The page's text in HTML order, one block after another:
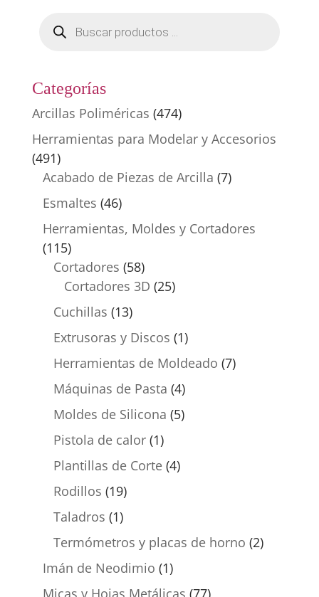
productos
Categorías
Arcillas Poliméricas (474)
Herramientas para Modelar y Accesorios
(491)
Acabado de Piezas de Arcilla (7)
Esmaltes (46)
Herramientas, Moldes y Cortadores
(115)
Cortadores (58)
Cortadores 3D (25)
Cuchillas (13)
Extrusoras y Discos (1)
Herramientas de Moldeado (7)
Máquinas de Pasta (4)
Moldes de Silicona (5)
Pistola de calor (1)
Plantillas de Corte (4)
Rodillos (19)
Taladros (1)
Termómetros y placas de horno (2)
Imán de Neodimio (1)
Micas y Hojas Metálicas (77)